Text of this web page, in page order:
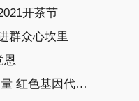
开茶节
群众心坎里
恩
安溪县第十八小学：学党史汲力量 红色基因代代传